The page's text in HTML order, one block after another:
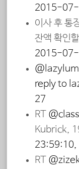
2015-
이사 후 통
잔액 확인
2015-
reply to
27
RT
Kubrick,
RT